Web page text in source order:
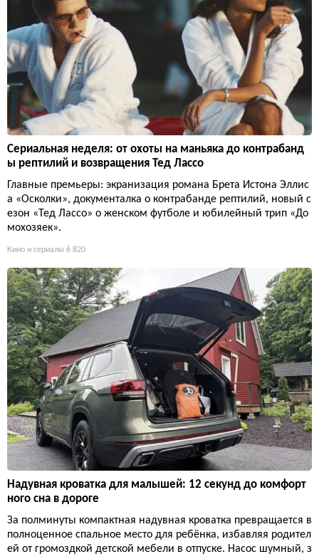
Сериальная неделя: от охоты на маньяка до контрабанд
ы рептилий и возвращения Тед Лассо
Главные премьеры: экранизация романа Брета Истона Эллис
а «Осколки», документалка о контрабанде рептилий, новый с
езон «Тед Лассо» о женском футболе и юбилейный трип «До
мохозяек».
Кино и сериалы 6 820
Надувная кроватка для малышей: 12 секунд до комфорт
ного сна в дороге
За полминуты компактная надувная кроватка превращается в
полноценное спальное место для ребёнка, избавляя родител
ей от громоздкой детской мебели в отпуске. Насос шумный, з